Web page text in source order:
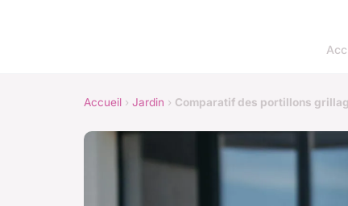
Accueil › Jardin › Comparatif des portillons